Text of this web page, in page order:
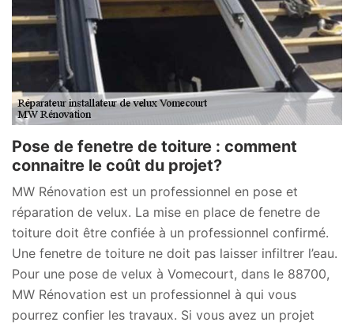
Pose de fenetre de toiture : comment
connaitre le coût du projet?
MW Rénovation est un professionnel en pose et
réparation de velux. La mise en place de fenetre de
toiture doit être confiée à un professionnel confirmé.
Une fenetre de toiture ne doit pas laisser infiltrer l’eau.
Pour une pose de velux à Vomecourt, dans le 88700,
MW Rénovation est un professionnel à qui vous
pourrez confier les travaux. Si vous avez un projet